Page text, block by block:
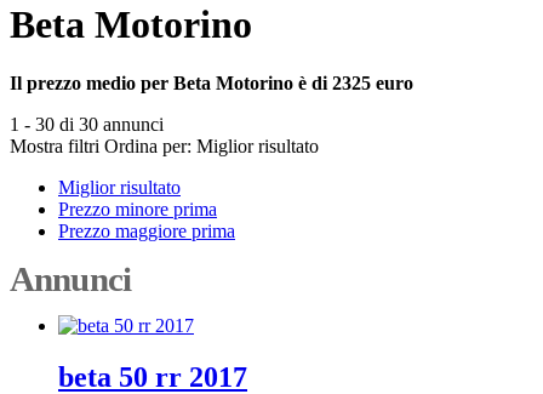
Beta Motorino
Il prezzo medio per Beta Motorino è di 2325 euro
1 - 30 di 30 annunci
Mostra filtri Ordina per: Miglior risultato
Miglior risultato
Prezzo minore prima
Prezzo maggiore prima
Annunci
beta 50 rr 2017